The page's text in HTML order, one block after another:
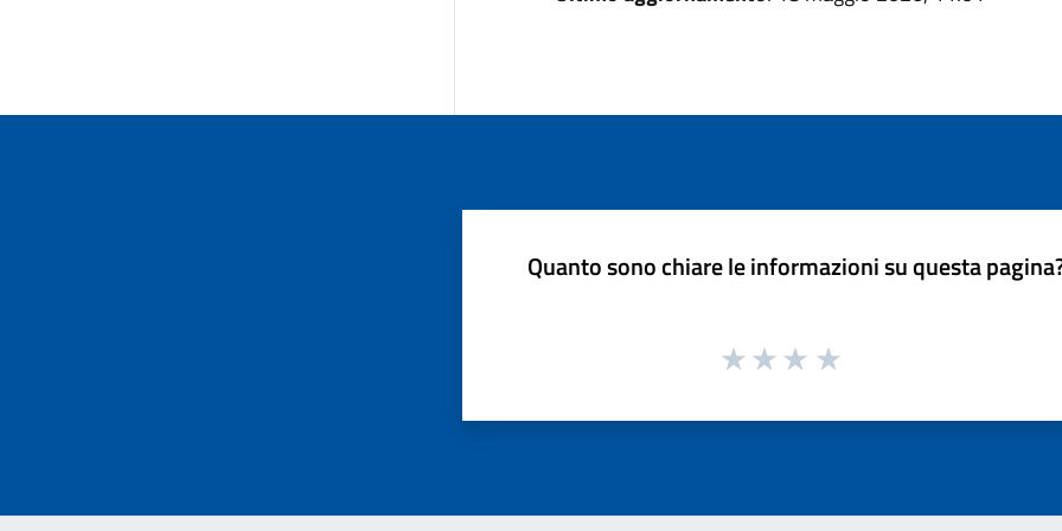
Quanto sono chiare le informazioni su questa